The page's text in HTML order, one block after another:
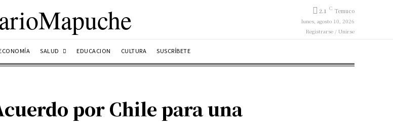
2.1 C Temuco
lunes, agosto 10, 2026
Registrarse / Unirse
SALUD EDUCACION CULTURA SUSCRÍBETE
por Chile para una